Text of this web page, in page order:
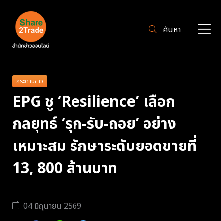
ค้นหา
กระดานข่าว
EPG ชู ‘Resilience’ เลือก
กลยุทธ์ ‘รุก-รับ-ถอย’ อย่าง
เหมาะสม รักษาระดับยอดขายที่
13, 800 ล้านบาท
04 มิถุนายน 2569